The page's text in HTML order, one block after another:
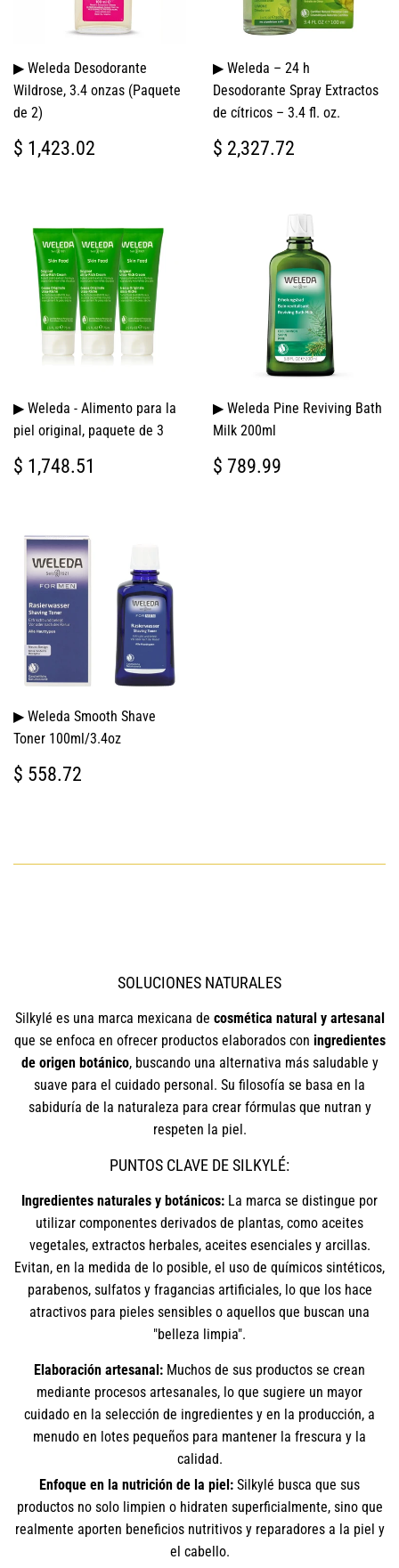
▶ Weleda Desodorante
Wildrose, 3.4 onzas (Paquete
de 2)
PRECIO
HABITUAL
$ 1,423.02
▶ Weleda – 24 h
Desodorante Spray Extractos
de cítricos – 3.4 fl. oz.
PRECIO
HABITUAL
$ 2,327.72
▶ Weleda - Alimento para la
piel original, paquete de 3
PRECIO
HABITUAL
$ 1,748.51
▶ Weleda Pine Reviving Bath
Milk 200ml
PRECIO
HABITUAL
$ 789.99
▶ Weleda Smooth Shave
Toner 100ml/3.4oz
PRECIO
HABITUAL
$ 558.72
SOLUCIONES NATURALES
Silkylé es una marca mexicana de cosmética natural y artesanal
que se enfoca en ofrecer productos elaborados con ingredientes
de origen botánico, buscando una alternativa más saludable y
suave para el cuidado personal. Su filosofía se basa en la
sabiduría de la naturaleza para crear fórmulas que nutran y
respeten la piel.
PUNTOS CLAVE DE SILKYLÉ:
Ingredientes naturales y botánicos: La marca se distingue por
utilizar componentes derivados de plantas, como aceites
vegetales, extractos herbales, aceites esenciales y arcillas.
Evitan, en la medida de lo posible, el uso de químicos sintéticos,
parabenos, sulfatos y fragancias artificiales, lo que los hace
atractivos para pieles sensibles o aquellos que buscan una
"belleza limpia".
Elaboración artesanal: Muchos de sus productos se crean
mediante procesos artesanales, lo que sugiere un mayor
cuidado en la selección de ingredientes y en la producción, a
menudo en lotes pequeños para mantener la frescura y la
calidad.
Enfoque en la nutrición de la piel: Silkylé busca que sus
productos no solo limpien o hidraten superficialmente, sino que
realmente aporten beneficios nutritivos y reparadores a la piel y
el cabello.